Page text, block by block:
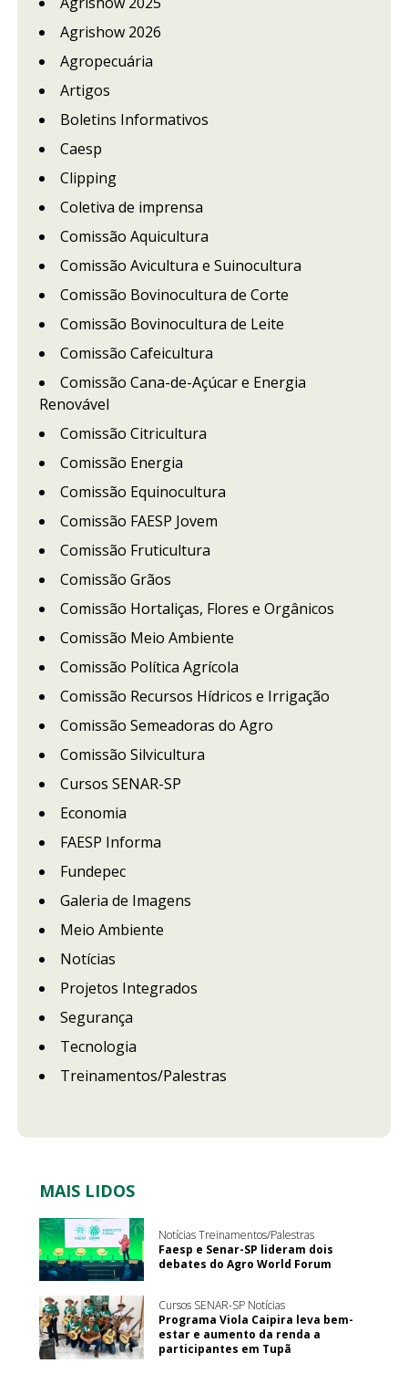
Agrishow 2026
Agropecuária
Artigos
Boletins Informativos
Caesp
Clipping
Coletiva de imprensa
Comissão Aquicultura
Comissão Avicultura e Suinocultura
Comissão Bovinocultura de Corte
Comissão Bovinocultura de Leite
Comissão Cafeicultura
Comissão Cana-de-Açúcar e Energia
Renovável
Comissão Citricultura
Comissão Energia
Comissão Equinocultura
Comissão FAESP Jovem
Comissão Fruticultura
Comissão Grãos
Comissão Hortaliças, Flores e Orgânicos
Comissão Meio Ambiente
Comissão Política Agrícola
Comissão Recursos Hídricos e Irrigação
Comissão Semeadoras do Agro
Comissão Silvicultura
Cursos SENAR-SP
Economia
FAESP Informa
Fundepec
Galeria de Imagens
Meio Ambiente
Notícias
Projetos Integrados
Segurança
Tecnologia
Treinamentos/Palestras
MAIS LIDOS
Notícias Treinamentos/Palestras
Faesp e Senar-SP lideram dois
debates do Agro World Forum
Cursos SENAR-SP Notícias
Programa Viola Caipira leva bem-
estar e aumento da renda a
participantes em Tupã